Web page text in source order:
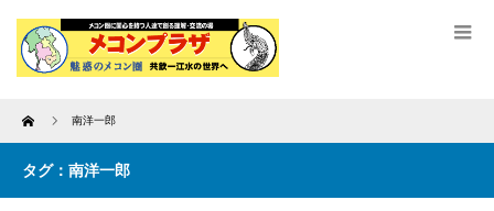
Home 南洋一郎
タグ：南洋一郎